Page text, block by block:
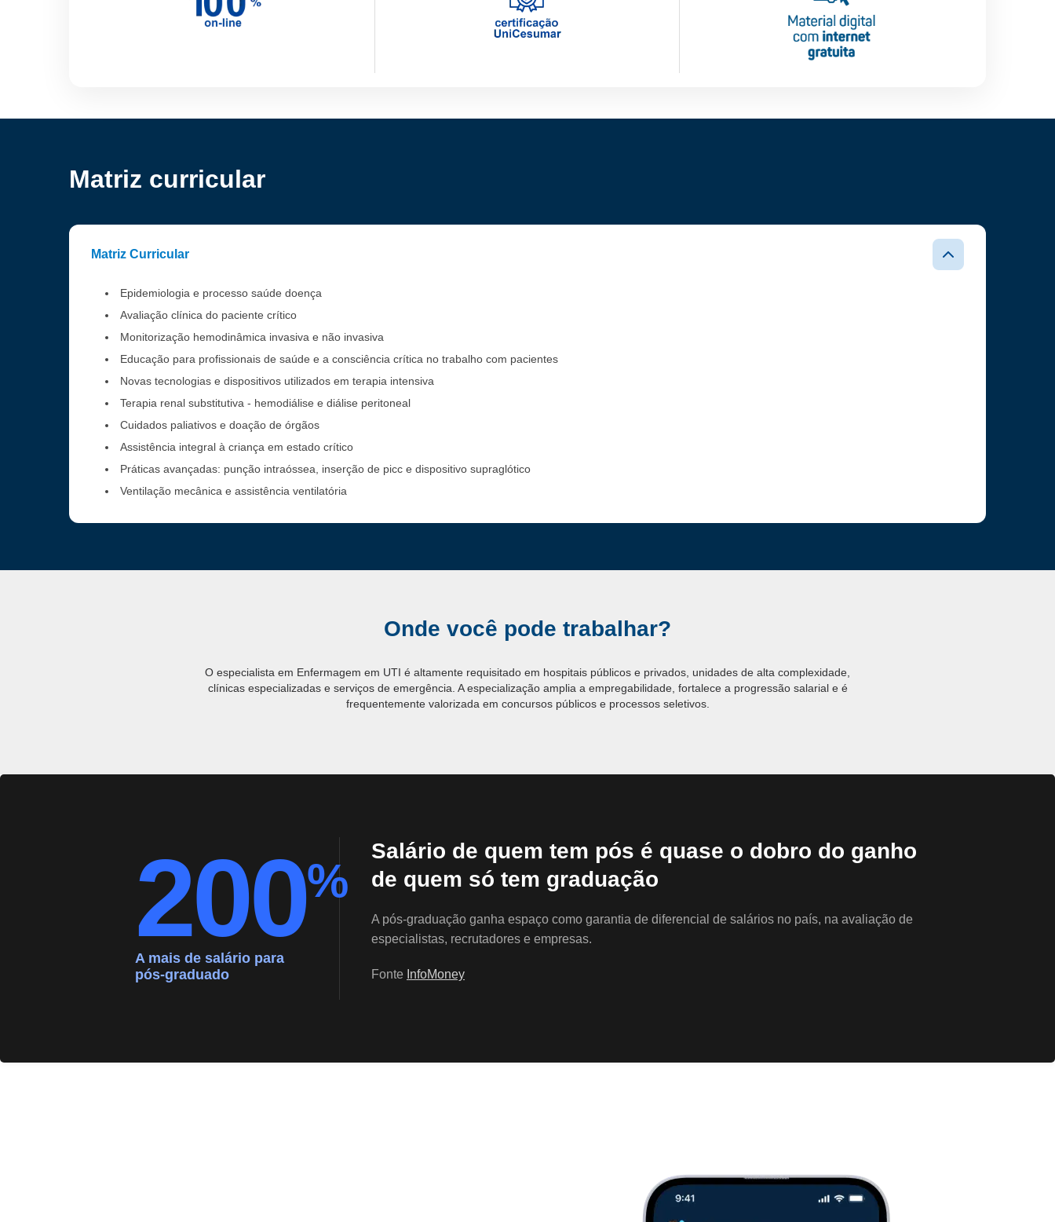
Matriz curricular
Matriz Curricular
Epidemiologia e processo saúde doença
Avaliação clínica do paciente crítico
Monitorização hemodinâmica invasiva e não invasiva
Educação para profissionais de saúde e a consciência crítica no trabalho com pacientes
Novas tecnologias e dispositivos utilizados em terapia intensiva
Terapia renal substitutiva - hemodiálise e diálise peritoneal
Cuidados paliativos e doação de órgãos
Assistência integral à criança em estado crítico
Práticas avançadas: punção intraóssea, inserção de picc e dispositivo supraglótico
Ventilação mecânica e assistência ventilatória
Onde você pode trabalhar?
O especialista em Enfermagem em UTI é altamente requisitado em hospitais públicos e privados, unidades de alta complexidade,
clínicas especializadas e serviços de emergência. A especialização amplia a empregabilidade, fortalece a progressão salarial e é
frequentemente valorizada em concursos públicos e processos seletivos.
200%
A mais de salário para
pós-graduado
Salário de quem tem pós é quase o dobro do ganho
de quem só tem graduação
A pós-graduação ganha espaço como garantia de diferencial de salários no país, na avaliação de
especialistas, recrutadores e empresas.
Fonte InfoMoney